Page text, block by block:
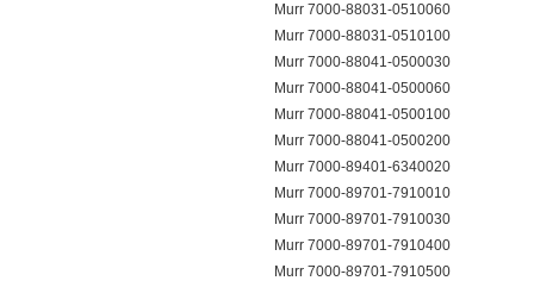
Murr 7000-88031-0510060
Murr 7000-88031-0510100
Murr 7000-88041-0500030
Murr 7000-88041-0500060
Murr 7000-88041-0500100
Murr 7000-88041-0500200
Murr 7000-89401-6340020
Murr 7000-89701-7910010
Murr 7000-89701-7910030
Murr 7000-89701-7910400
Murr 7000-89701-7910500